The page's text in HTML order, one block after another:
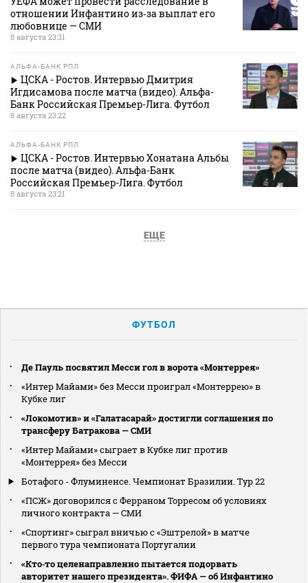
отношении Инфантино из‑за выплат его
любовнице — СМИ
8 августа 23:31
АЛЬФА-БАНК РПЛ
ЦСКА - Ростов. Интервью Дмитрия
Игдисамова после матча (видео). Альфа-
Банк Российская Премьер-Лига. Футбол
8 августа 23:22
АЛЬФА-БАНК РПЛ
ЦСКА - Ростов. Интервью Хонатана Альбы
после матча (видео). Альфа-Банк
Российская Премьер-Лига. Футбол
8 августа 23:21
ЕЩЕ
ФУТБОЛ
Де Пауль посвятил Месси гол в ворота «Монтеррея»
«Интер Майами» без Месси проиграл «Монтеррею» в
Кубке лиг
«Локомотив» и «Галатасарай» достигли соглашения по
трансферу Батракова — СМИ
«Интер Майами» сыграет в Кубке лиг против
«Монтеррея» без Месси
Ботафого - Флуминенсе. Чемпионат Бразилии. Тур 22
«ПСЖ» договорился с Ферраном Торресом об условиях
личного контракта — СМИ
«Спортинг» сыграл вничью с «Эштрелой» в матче
первого тура чемпионата Португалии
«Кто‑то целенаправленно пытается подорвать
авторитет нашего президента». ФИФА — об Инфантино